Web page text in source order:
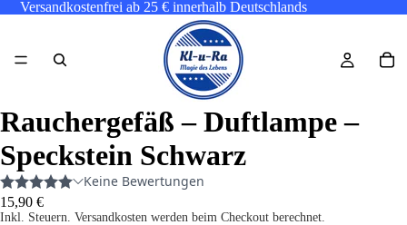
Versandkostenfrei ab 25 € innerhalb Deutschlands
Rauchergefäß – Duftlampe –
Speckstein Schwarz
15,90 €
Inkl. Steuern. Versandkosten werden beim Checkout berechnet.